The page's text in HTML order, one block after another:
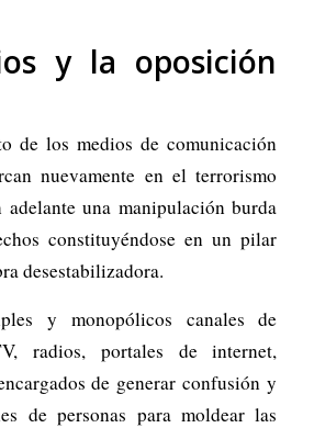
y la oposición
de los medios de comunicación
nuevamente en el terrorismo
una manipulación burda
constituyéndose en un pilar
desestabilizadora.
y monopólicos canales de
radios, portales de internet,
de generar confusión y
de personas para moldear las